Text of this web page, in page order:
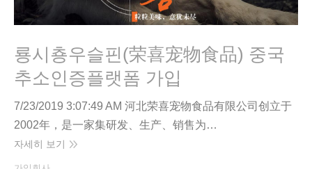
룡시춍우슬핀(荣喜宠物食品) 중국
추소인증플랫폼 가입
7/23/2019 3:07:49 AM 河北荣喜宠物食品有限公司创立于
2002年，是一家集研发、生产、销售为…
자세히 보기